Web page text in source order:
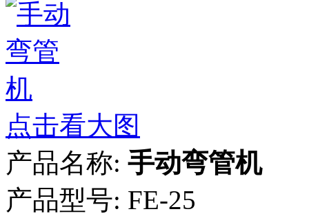
点击看大图
产品名称: 手动弯管机
产品型号: FE-25